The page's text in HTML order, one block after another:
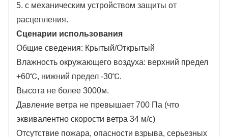
качество. Все важные детали изготовлены
импортированы, а коробка механизма
изготовлена ​​из нержавеющей стали. Все это
обеспечивает надежную работу механизма
более десяти лет, а количество
срабатываний достигает десятков тысяч раз.
5. с механическим устройством защиты от
расцепления.
Сценарии использования
Общие сведения: Крытый/Открытый
Влажность окружающего воздуха: верхний предел
+60℃, нижний предел -30℃.
Высота не более 3000м.
Давление ветра не превышает 700 Па (что
эквивалентно скорости ветра 34 м/с)
Отсутствие пожара, опасности взрыва, серьезных